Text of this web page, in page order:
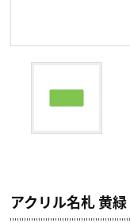
アクリル名札 黄緑